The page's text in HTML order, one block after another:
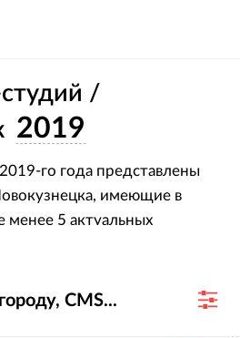
студий /
2019
го года представлены
имеющие в
менее 5 актуальных
CMS...